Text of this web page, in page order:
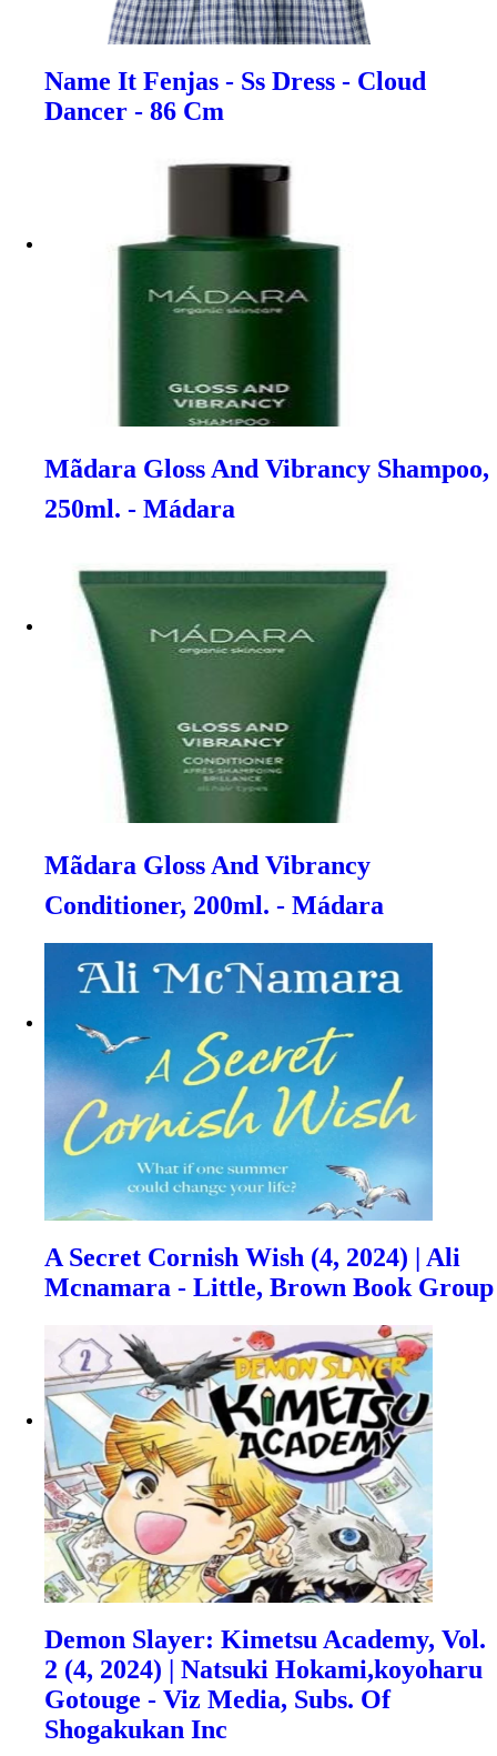
Name It Fenjas - Ss Dress - Cloud
Dancer - 86 Cm
Mãdara Gloss And Vibrancy Shampoo,
250ml. - Mádara
Mãdara Gloss And Vibrancy
Conditioner, 200ml. - Mádara
A Secret Cornish Wish (4, 2024) | Ali
Mcnamara - Little, Brown Book Group
Demon Slayer: Kimetsu Academy, Vol.
2 (4, 2024) | Natsuki Hokami,koyoharu
Gotouge - Viz Media, Subs. Of
Shogakukan Inc